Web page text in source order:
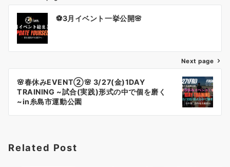
投
稿
ナ
ゲ
ー
シ
ン
⚽️3月イベント一挙公開🌸
Next page
🌸春休みEVENT②🌸 3/27(金)1DAY
TRAINING ~試合(実践)形式の中で個を磨く
~in糸島市運動公園
Related Post